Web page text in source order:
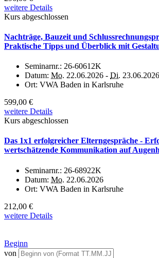
weitere Details
Kurs abgeschlossen
Nachträge, Bauzeit und
Praktische Tipps und Überblick mit
Seminarnr.: 26-60612K
Datum: Mo. 22.06.2026 - Di. 23.06.2026
Ort: VWA Baden in Karlsruhe
599,00 €
weitere Details
Kurs abgeschlossen
Das 1x1 erfolgreicher Elterngespräche -
wertschätzende Kommunikation auf
Seminarnr.: 26-68922K
Datum: Mo. 22.06.2026
Ort: VWA Baden in Karlsruhe
212,00 €
weitere Details
Beginn
von